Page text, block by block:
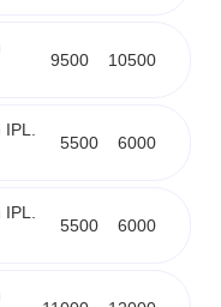
9500 10500
5500 6000
5500 6000